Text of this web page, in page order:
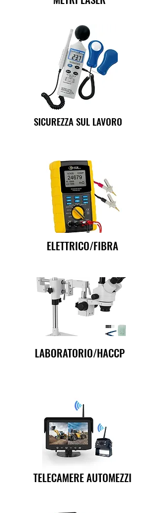
SICUREZZA SUL LAVORO
ELETTRICO/FIBRA
LABORATORIO/HACCP
TELECAMERE AUTOMEZZI